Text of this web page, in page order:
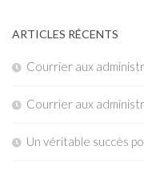
ARTICLES RÉCENTS
Courrier aux
Courrier aux
Un véritable succès